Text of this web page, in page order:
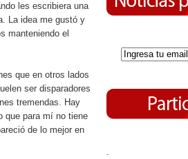
les escribiera una
La idea me gustó y
manteniendo el
que en otros lados
ser disparadores
tremendas. Hay
que para mí no tiene
de lo mejor en
-